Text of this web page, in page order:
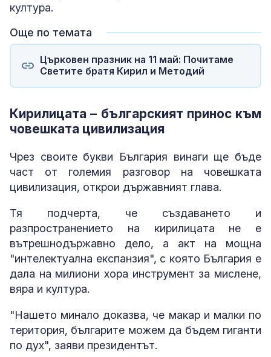
култура.
Още по темата
Църковен празник на 11 май: Почитаме
Светите братя Кирил и Методий
Кирилицата – българският принос към
човешката цивилизация
Чрез своите букви България винаги ще бъде
част от големия разговор на човешката
цивилизация, открои държавният глава.
Тя подчерта, че създаването и
разпространението на кирилицата не е
вътрешнодържавно дело, а акт на мощна
"интелектуална експанзия", с която България е
дала на милиони хора инструмент за мислене,
вяра и култура.
"Нашето минало доказва, че макар и малки по
територия, българите можем да бъдем гиганти
по дух", заяви президентът.